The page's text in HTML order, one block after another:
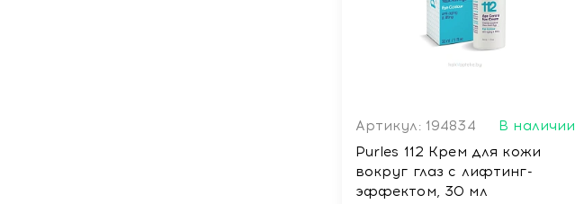
Артикул: 194834
В наличии
Purles 112 Крем для кожи
вокруг глаз с лифтинг-
эффектом, 30 мл